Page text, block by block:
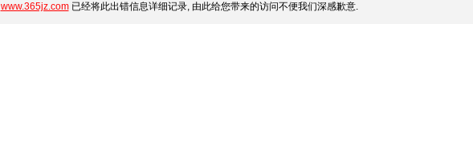
www.365jz.com已经将此出错信息详细记录, 由此给您带来的访问不便我们深感歉意.